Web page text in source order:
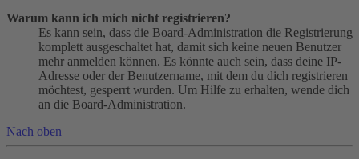
Warum kann ich mich nicht registrieren?
Es kann sein, dass die Board-Administration die Registrierung
komplett ausgeschaltet hat, damit sich keine neuen Benutzer
mehr anmelden können. Es könnte auch sein, dass deine IP-
Adresse oder der Benutzername, mit dem du dich registrieren
möchtest, gesperrt wurden. Um Hilfe zu erhalten, wende dich
an die Board-Administration.
Nach oben